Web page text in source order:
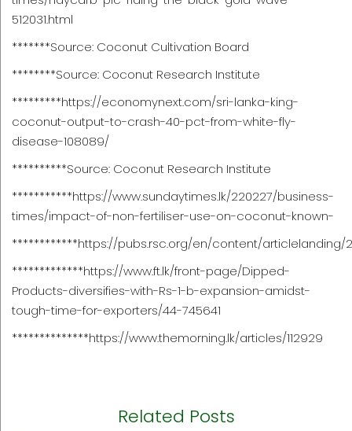
512031.html
*******Source: Coconut Cultivation Board
********Source: Coconut Research Institute
*********https://economynext.com/sri-lanka-king-
coconut-output-to-crash-40-pct-from-white-fly-
disease-108089/
**********Source: Coconut Research Institute
***********https://www.sundaytimes.lk/220227/business-
times/impact-of-non-fertiliser-use-on-coconut-known-
************https://pubs.rsc.org/en/content/articlelanding/
*************https://www.ft.lk/front-page/Dipped-
Products-diversifies-with-Rs-1-b-expansion-amidst-
tough-time-for-exporters/44-745641
**************https://www.themorning.lk/articles/112929
Related Posts